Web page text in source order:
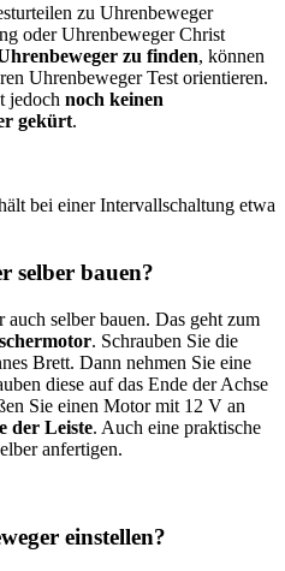
zu Uhrenbeweger
oder Uhrenbeweger Christ
zu finden, können
Uhrenbeweger Test orientieren.
jedoch noch keinen
gekürt.
bei einer Intervallschaltung etwa
selber bauen?
selber bauen. Das geht zum
. Schrauben Sie die
Brett. Dann nehmen Sie eine
diese auf das Ende der Achse
Sie einen Motor mit 12 V an
der Leiste. Auch eine praktische
anfertigen.
einstellen?